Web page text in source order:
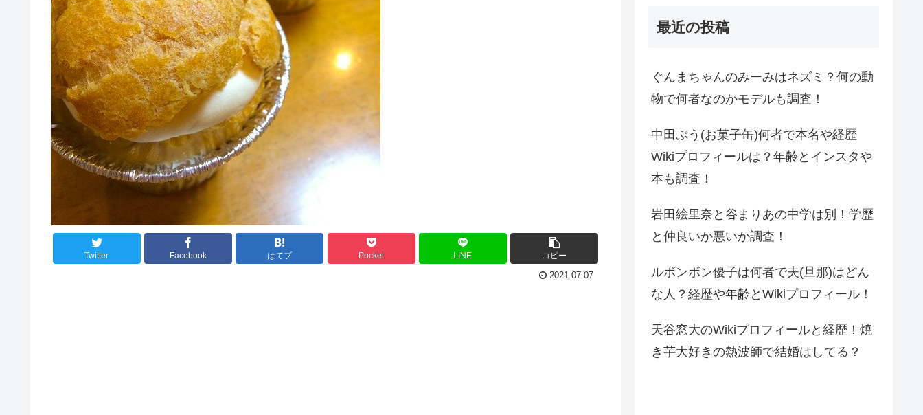
Twitter Facebook はてブ Pocket LINE コピー
2021.07.07
最近の投稿
ぐんまちゃんのみーみはネズミ？何の動
物で何者なのかモデルも調査！
中田ぷう(お菓子缶)何者で本名や経歴
Wikiプロフィールは？年齢とインスタや
本も調査！
岩田絵里奈と谷まりあの中学は別！学歴
と仲良いか悪いか調査！
ルボンボン優子は何者で夫(旦那)はどん
な人？経歴や年齢とWikiプロフィール！
天谷窓大のWikiプロフィールと経歴！焼
き芋大好きの熱波師で結婚はしてる？